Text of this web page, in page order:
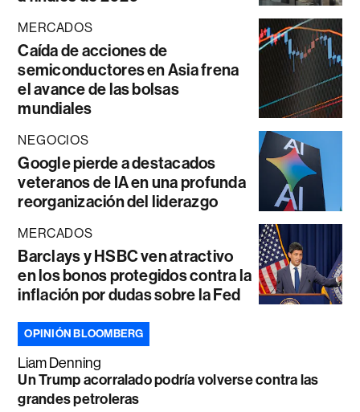
MERCADOS
Caída de acciones de
semiconductores en Asia frena
el avance de las bolsas
mundiales
NEGOCIOS
Google pierde a destacados
veteranos de IA en una profunda
reorganización del liderazgo
MERCADOS
Barclays y HSBC ven atractivo
en los bonos protegidos contra la
inflación por dudas sobre la Fed
OPINIÓN BLOOMBERG
Liam Denning
Un Trump acorralado podría volverse contra las
grandes petroleras